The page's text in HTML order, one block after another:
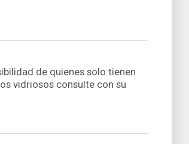
de quienes solo tienen
vidriosos consulte con su